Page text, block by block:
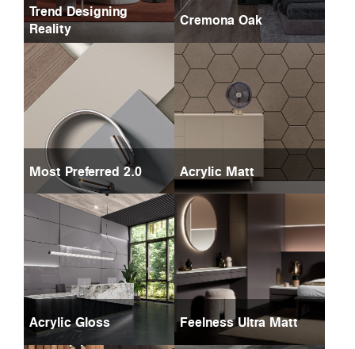
Trend Designing
Reality
Cremona Oak
Most Preferred 2.0 Acrylic Matt
Acrylic Gloss Feelness Ultra Matt